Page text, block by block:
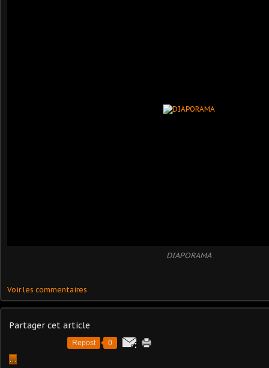
DIAPORAMA
Voir les commentaires
Partager cet article
Repost 0
…